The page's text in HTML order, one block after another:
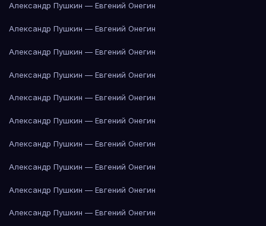
Александр Пушкин — Евгений Онегин
Александр Пушкин — Евгений Онегин
Александр Пушкин — Евгений Онегин
Александр Пушкин — Евгений Онегин
Александр Пушкин — Евгений Онегин
Александр Пушкин — Евгений Онегин
Александр Пушкин — Евгений Онегин
Александр Пушкин — Евгений Онегин
Александр Пушкин — Евгений Онегин
Александр Пушкин — Евгений Онегин